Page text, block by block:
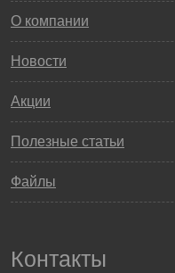
О компании
Новости
Акции
Полезные статьи
Файлы
Контакты